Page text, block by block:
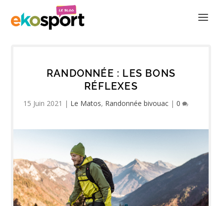
RANDONNÉE : LES BONS
RÉFLEXES
15 Juin 2021 | Le Matos, Randonnée bivouac |0